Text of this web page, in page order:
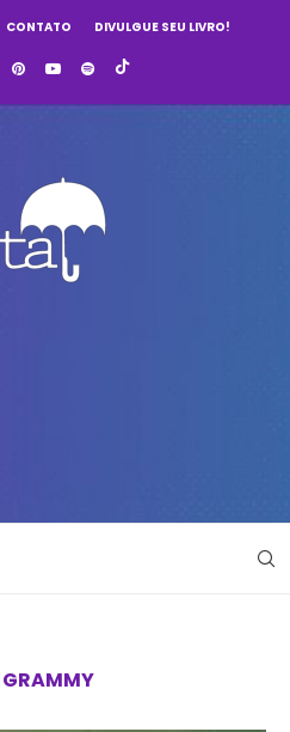
CONTATO DIVULGUE SEU LIVRO!
GRAMMY